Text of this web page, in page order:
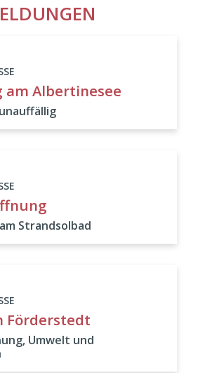
am Albertinesee
Strandsolbad
Förderstedt
Umwelt und